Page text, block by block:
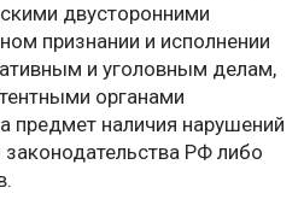
двусторонними
признании и исполнении
и уголовным делам,
органами
предмет наличия нарушений
РФ либо